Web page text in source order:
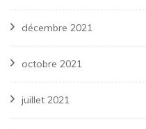
décembre 2021
octobre 2021
juillet 2021